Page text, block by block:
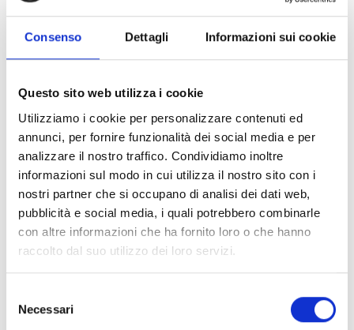
Consenso Dettagli Informazioni sui cookie
Questo sito web utilizza i cookie
Utilizziamo i cookie per personalizzare contenuti ed
annunci, per fornire funzionalità dei social media e per
analizzare il nostro traffico. Condividiamo inoltre
informazioni sul modo in cui utilizza il nostro sito con i
nostri partner che si occupano di analisi dei dati web,
pubblicità e social media, i quali potrebbero combinarle
con altre informazioni che ha fornito loro o che hanno
raccolto dal suo utilizzo dei loro servizi.
delNecessari
nell’ambito dell’AKIS
accreditati per l’ambito di
Università a Scuole di studi superiori universitari
pubblici e privati, Istituti tecnici superiori e Istituti di
associata.
Il beneficiario al momento della presentazione della
domanda di sostegno deve inoltre presentare i
requisiti di ammissibilità di cui all’art.7.1, pag. 7 del
bando.
Entità del contributo
La dotazione finanziaria complessiva ammonta a
L’entità del sostegno è fissata al
della spesa